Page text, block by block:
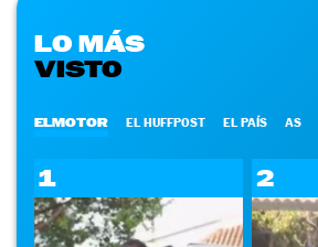
LO MÁS
VISTO
ELMOTOR EL HUFFPOST EL PAÍS AS
1 2